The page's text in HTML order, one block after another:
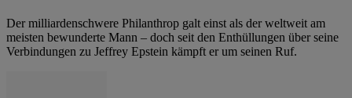
Der milliardenschwere Philanthrop galt einst als der weltweit am
meisten bewunderte Mann – doch seit den Enthüllungen über seine
Verbindungen zu Jeffrey Epstein kämpft er um seinen Ruf.